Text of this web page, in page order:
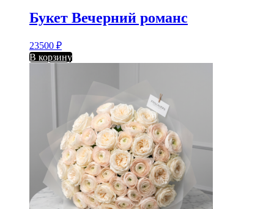
Букет Вечерний романс
23500 ₽
В корзину